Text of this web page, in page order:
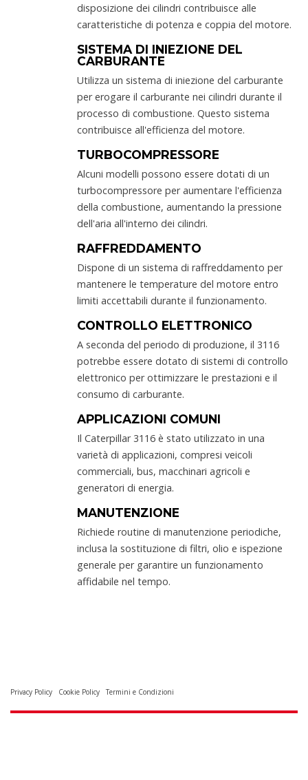
disposizione dei cilindri contribuisce alle
caratteristiche di potenza e coppia del motore.
SISTEMA DI INIEZIONE DEL
CARBURANTE
Utilizza un sistema di iniezione del carburante
per erogare il carburante nei cilindri durante il
processo di combustione. Questo sistema
contribuisce all'efficienza del motore.
TURBOCOMPRESSORE
Alcuni modelli possono essere dotati di un
turbocompressore per aumentare l'efficienza
della combustione, aumentando la pressione
dell'aria all'interno dei cilindri.
RAFFREDDAMENTO
Dispone di un sistema di raffreddamento per
mantenere le temperature del motore entro
limiti accettabili durante il funzionamento.
CONTROLLO ELETTRONICO
A seconda del periodo di produzione, il 3116
potrebbe essere dotato di sistemi di controllo
elettronico per ottimizzare le prestazioni e il
consumo di carburante.
APPLICAZIONI COMUNI
Il Caterpillar 3116 è stato utilizzato in una
varietà di applicazioni, compresi veicoli
commerciali, bus, macchinari agricoli e
generatori di energia.
MANUTENZIONE
Richiede routine di manutenzione periodiche,
inclusa la sostituzione di filtri, olio e ispezione
generale per garantire un funzionamento
affidabile nel tempo.
Privacy Policy Cookie Policy Termini e Condizioni